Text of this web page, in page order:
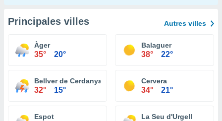
Principales villes Autres villes
Àger
35° 20°
Balaguer
38° 22°
Bellver de Cerdanya
32° 15°
Cervera
34° 21°
Espot La Seu d'Urgell